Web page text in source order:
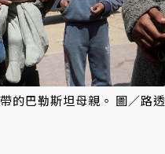
的巴勒斯坦母親。 圖／路透